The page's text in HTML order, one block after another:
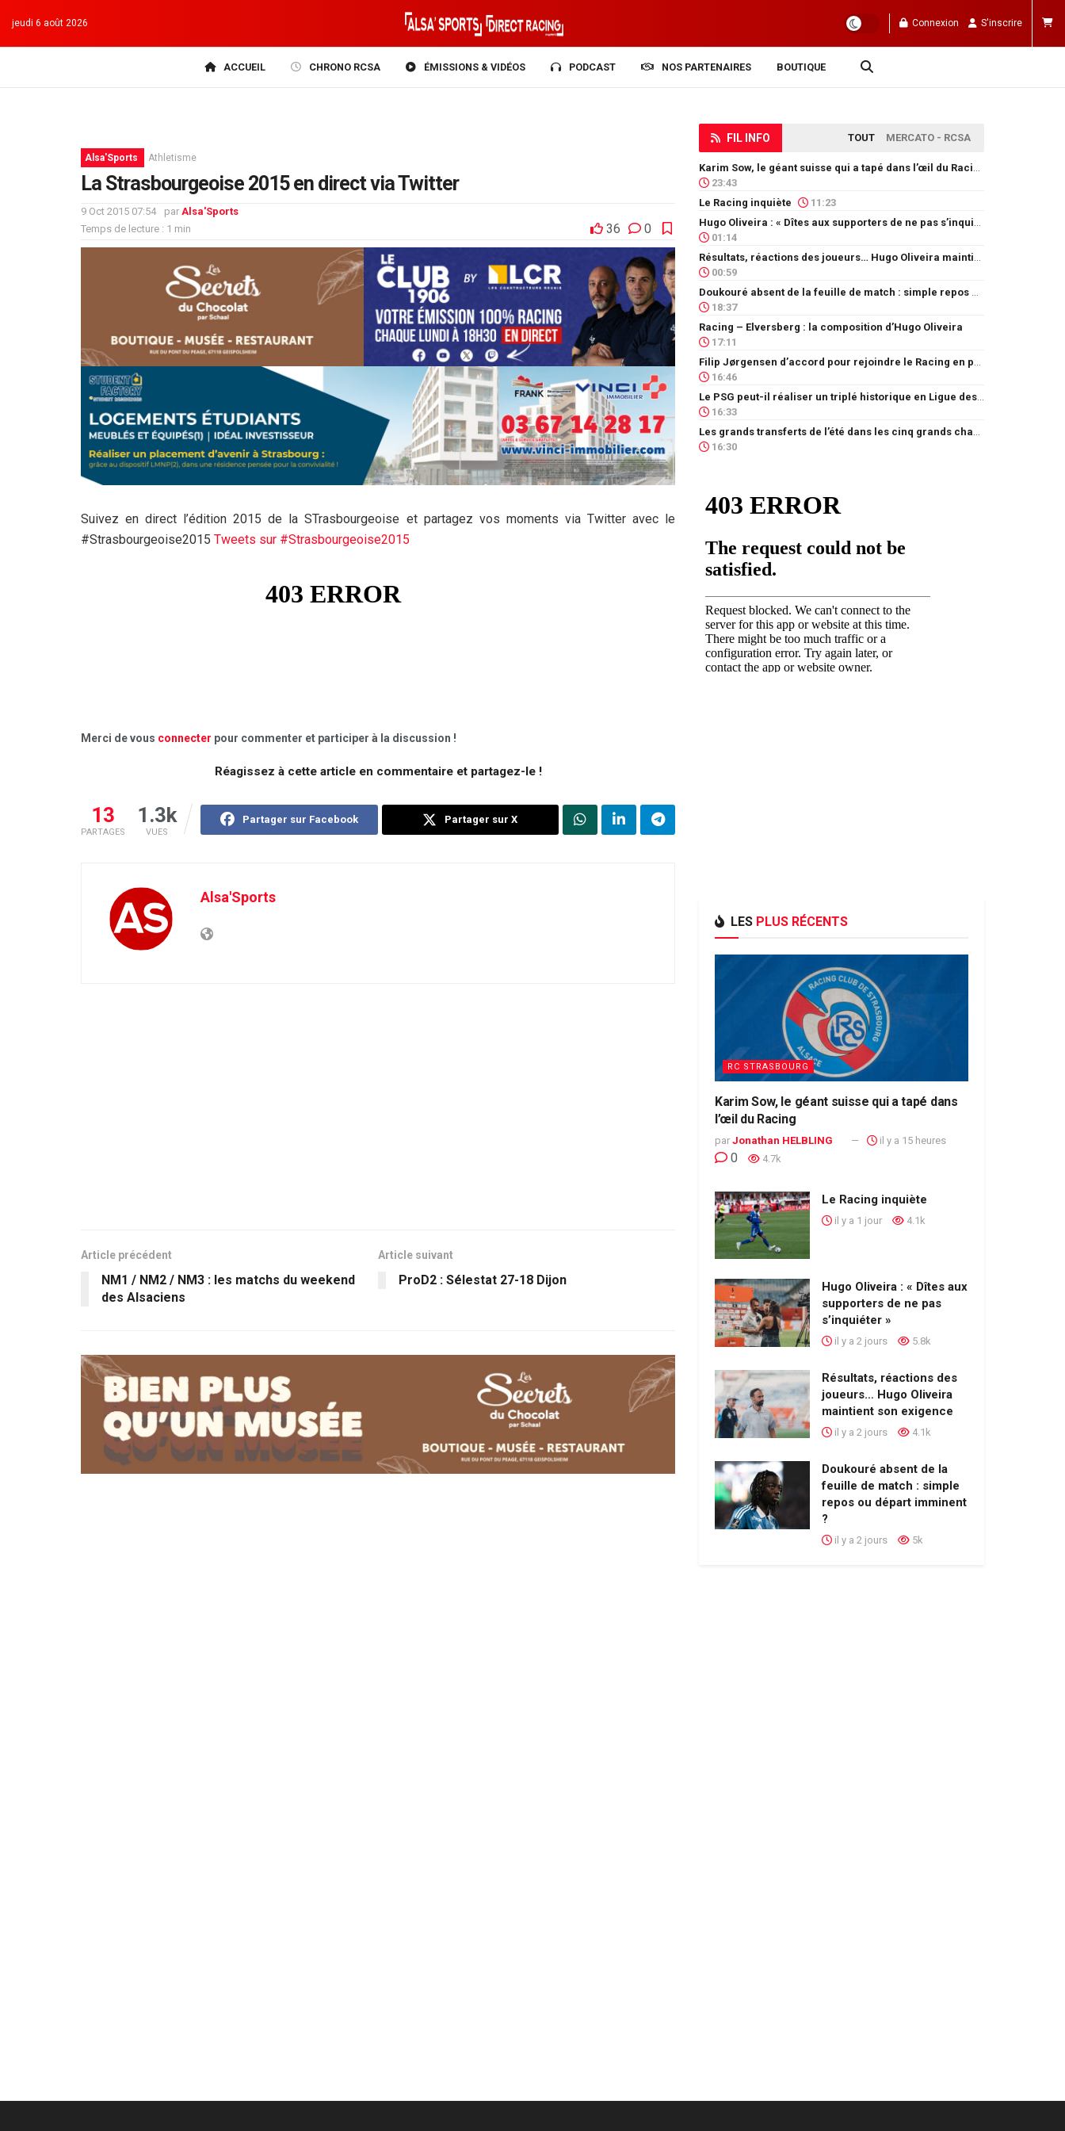
jeudi 6 août 2026 Connexion S'inscrire
ACCUEIL CHRONO RCSA ÉMISSIONS & VIDÉOS PODCAST NOS PARTENAIRES BOUTIQUE
Alsa'Sports Athletisme
La Strasbourgeoise 2015 en direct via Twitter
9 Oct 2015 07:54 par Alsa'Sports
Temps de lecture : 1 min
36 0
Suivez en direct l’édition 2015 de la STrasbourgeoise et partagez vos moments via Twitter avec le
#Strasbourgeoise2015 Tweets sur #Strasbourgeoise2015
Merci de vous connecter pour commenter et participer à la discussion !
Réagissez à cette article en commentaire et partagez-le !
13
PARTAGES
1.3k
VUES
Partager sur Facebook Partager sur X
Alsa'Sports
Article précédent
NM1 / NM2 / NM3 : les matchs du weekend
des Alsaciens
Article suivant
ProD2 : Sélestat 27-18 Dijon
FIL INFO TOUT MERCATO - RCSA
23:43
Le Racing inquiète
11:23
01:14
00:59
18:37
Racing – Elversberg : la composition d’Hugo Oliveira
17:11
16:46
16:33
16:30
LES PLUS RÉCENTS
RC STRASBOURG
Karim Sow, le géant suisse qui a tapé dans
l’œil du Racing
par Jonathan HELBLING il y a 15 heures
0 4.7k
Le Racing inquiète
il y a 1 jour 4.1k
Hugo Oliveira : « Dîtes aux
supporters de ne pas
s’inquiéter »
il y a 2 jours 5.8k
Résultats, réactions des
joueurs… Hugo Oliveira
maintient son exigence
il y a 2 jours 4.1k
Doukouré absent de la
feuille de match : simple
repos ou départ imminent
?
il y a 2 jours 5k